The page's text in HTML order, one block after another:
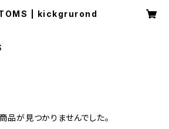
| kickgrurond
品が見つかりませんでした。